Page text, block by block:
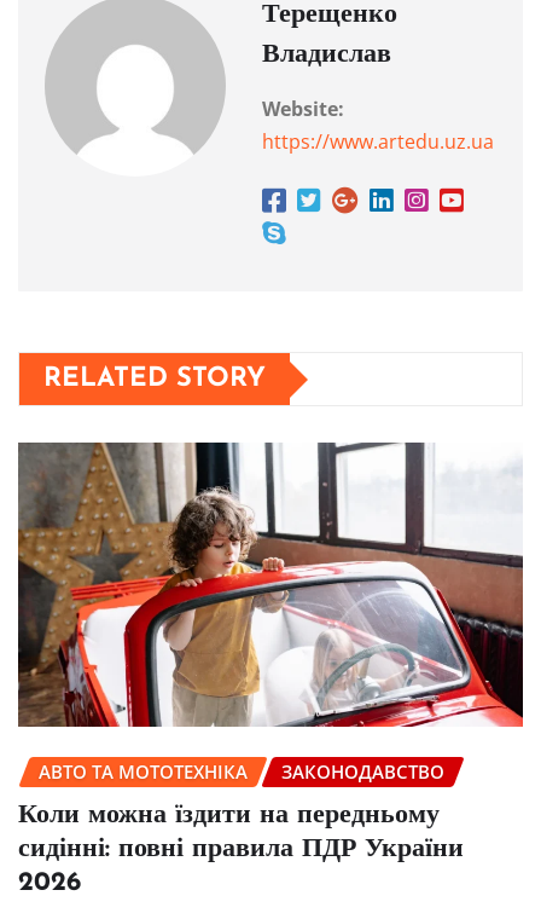
Терещенко
Владислав
Website:
https://www.artedu.uz.ua
RELATED STORY
АВТО ТА МОТОТЕХНІКА ЗАКОНОДАВСТВО
Коли можна їздити на передньому
сидінні: повні правила ПДР України
2026